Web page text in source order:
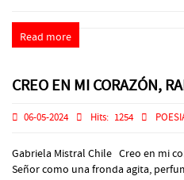
Read more
CREO EN MI CORAZÓN,
06-05-2024 Hits: 1254
Gabriela Mistral Chile Creo en mi
Señor como una fronda agita,